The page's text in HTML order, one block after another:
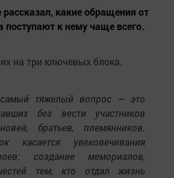
рассказал, какие обращения от
поступают к нему чаще всего.
на три ключевых блока.
тяжелый вопрос — это
без вести участников
братьев, племянников.
касается увековечивания
создание мемориалов,
тем, кто отдал жизнь